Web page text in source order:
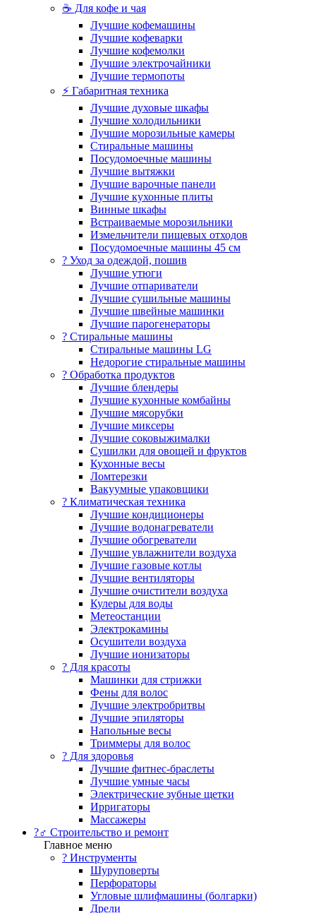
☕ Для кофе и чая
Лучшие кофемашины
Лучшие кофеварки
Лучшие кофемолки
Лучшие электрочайники
Лучшие термопоты
⚡ Габаритная техника
Лучшие духовые шкафы
Лучшие холодильники
Лучшие морозильные камеры
Стиральные машины
Посудомоечные машины
Лучшие вытяжки
Лучшие варочные панели
Лучшие кухонные плиты
Винные шкафы
Встраиваемые морозильники
Измельчители пищевых отходов
Посудомоечные машины 45 см
? Уход за одеждой, пошив
Лучшие утюги
Лучшие отпариватели
Лучшие сушильные машины
Лучшие швейные машинки
Лучшие парогенераторы
? Стиральные машины
Стиральные машины LG
Недорогие стиральные машины
? Обработка продуктов
Лучшие блендеры
Лучшие кухонные комбайны
Лучшие мясорубки
Лучшие миксеры
Лучшие соковыжималки
Сушилки для овощей и фруктов
Кухонные весы
Ломтерезки
Вакуумные упаковщики
?️ Климатическая техника
Лучшие кондиционеры
Лучшие водонагреватели
Лучшие обогреватели
Лучшие увлажнители воздуха
Лучшие газовые котлы
Лучшие вентиляторы
Лучшие очистители воздуха
Кулеры для воды
Метеостанции
Электрокамины
Осушители воздуха
Лучшие ионизаторы
? Для красоты
Машинки для стрижки
Фены для волос
Лучшие электробритвы
Лучшие эпиляторы
Напольные весы
Триммеры для волос
? Для здоровья
Лучшие фитнес-браслеты
Лучшие умные часы
Электрические зубные щетки
Ирригаторы
Массажеры
?‍♂️ Строительство и ремонт
Главное меню
?️ Инструменты
Шуруповерты
Перфораторы
Угловые шлифмашины (болгарки)
Дрели